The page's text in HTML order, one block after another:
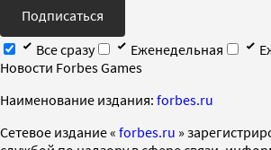
Подписаться
Все сразу
Еженедельная
Новости Forbes Games
Наименование издания: forbes.ru
Cетевое издание « forbes.ru »